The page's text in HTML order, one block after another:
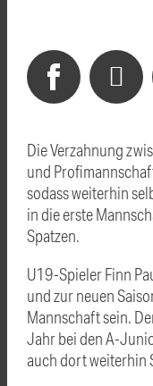
Die Verzahnung
und
sodass weiterhin
in die erste
Spatzen.
U19-Spieler Finn
und zur neuen
Mannschaft sein.
Jahr bei den A-
auch dort weiterhin